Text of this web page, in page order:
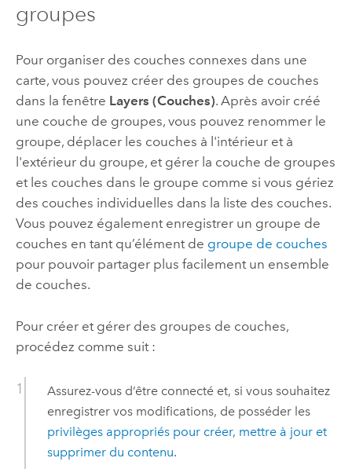
groupes
Pour organiser des couches connexes dans une
carte, vous pouvez créer des groupes de couches
dans la fenêtre Layers (Couches). Après avoir créé
une couche de groupes, vous pouvez renommer le
groupe, déplacer les couches à l'intérieur et à
l'extérieur du groupe, et gérer la couche de groupes
et les couches dans le groupe comme si vous gériez
des couches individuelles dans la liste des couches.
Vous pouvez également enregistrer un groupe de
couches en tant qu’élément de groupe de couches
pour pouvoir partager plus facilement un ensemble
de couches.
Pour créer et gérer des groupes de couches,
procédez comme suit :
Assurez-vous d’être connecté et, si vous souhaitez
enregistrer vos modifications, de posséder les
privilèges appropriés pour créer, mettre à jour et
supprimer du contenu.